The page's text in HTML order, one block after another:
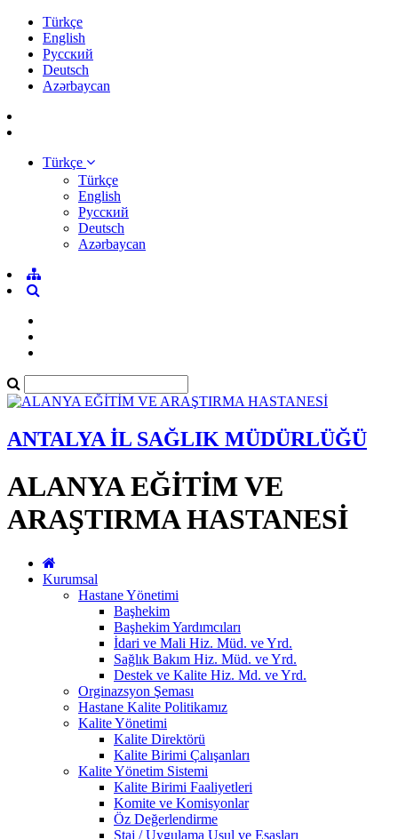
Türkçe
English
Pусский
Deutsch
Azərbaycan
Türkçe
Türkçe
English
Pусский
Deutsch
Azərbaycan
ANTALYA İL SAĞLIK MÜDÜRLÜĞÜ
ALANYA EĞİTİM VE
ARAŞTIRMA HASTANESİ
Kurumsal
Hastane Yönetimi
Başhekim
Başhekim Yardımcıları
İdari ve Mali Hiz. Müd. ve Yrd.
Sağlık Bakım Hiz. Müd. ve Yrd.
Destek ve Kalite Hiz. Md. ve Yrd.
Orginazsyon Şeması
Hastane Kalite Politikamız
Kalite Yönetimi
Kalite Direktörü
Kalite Birimi Çalışanları
Kalite Yönetim Sistemi
Kalite Birimi Faaliyetleri
Komite ve Komisyonlar
Öz Değerlendirme
Staj / Uygulama Usul ve Esasları